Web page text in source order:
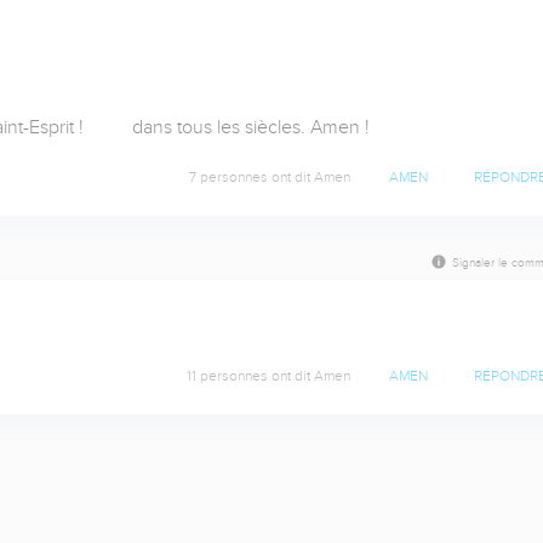
Esprit !          dans tous les siècles. Amen !
7 personnes ont dit Amen AMEN
Signaler le
11 personnes ont dit Amen AMEN